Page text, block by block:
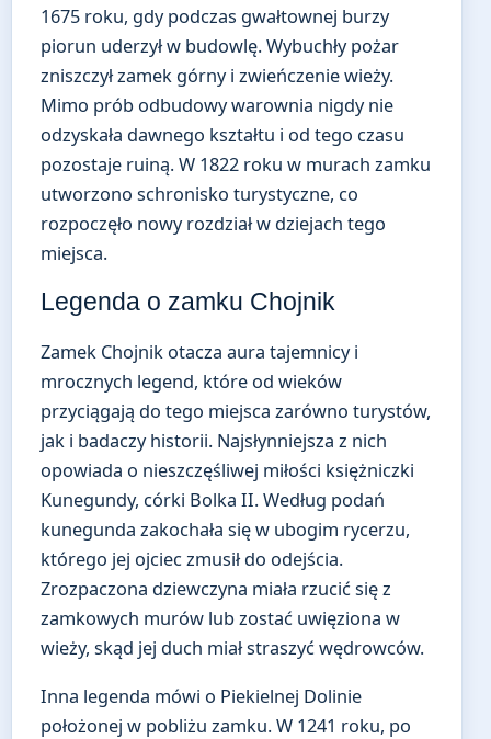
1675 roku, gdy podczas gwałtownej burzy
piorun uderzył w budowlę. Wybuchły pożar
zniszczył zamek górny i zwieńczenie wieży.
Mimo prób odbudowy warownia nigdy nie
odzyskała dawnego kształtu i od tego czasu
pozostaje ruiną. W 1822 roku w murach zamku
utworzono schronisko turystyczne, co
rozpoczęło nowy rozdział w dziejach tego
miejsca.
Legenda o zamku Chojnik
Zamek Chojnik otacza aura tajemnicy i
mrocznych legend, które od wieków
przyciągają do tego miejsca zarówno turystów,
jak i badaczy historii. Najsłynniejsza z nich
opowiada o nieszczęśliwej miłości księżniczki
Kunegundy, córki Bolka II. Według podań
kunegunda zakochała się w ubogim rycerzu,
którego jej ojciec zmusił do odejścia.
Zrozpaczona dziewczyna miała rzucić się z
zamkowych murów lub zostać uwięziona w
wieży, skąd jej duch miał straszyć wędrowców.
Inna legenda mówi o Piekielnej Dolinie
położonej w pobliżu zamku. W 1241 roku, po